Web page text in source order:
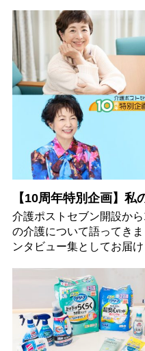
【10周年特別企画】私
介護ポストセブン開設か
の介護について語ってき
ンタビュー集としてお届け